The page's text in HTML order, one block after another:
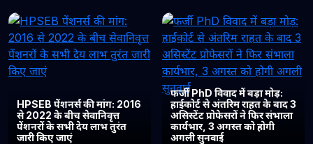
HPSEB पेंशनर्स की मांग: 2016
से 2022 के बीच सेवानिवृत्त
पेंशनरों के सभी देय लाभ तुरंत
जारी किए जाएं
फर्जी PhD विवाद में बड़ा मोड़:
हाईकोर्ट से अंतरिम राहत के बाद 3
असिस्टेंट प्रोफेसरों ने फिर संभाला
कार्यभार, 3 अगस्त को होगी
अगली सुनवाई